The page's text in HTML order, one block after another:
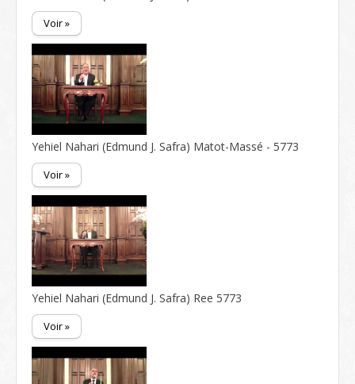
Voir »
Yehiel Nahari (Edmund J. Safra) Matot-Massé - 5773
Voir »
Yehiel Nahari (Edmund J. Safra) Ree 5773
Voir »